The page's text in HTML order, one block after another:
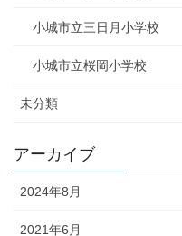
小城市立三日月小学校
小城市立桜岡小学校
未分類
アーカイブ
2024年8月
2021年6月